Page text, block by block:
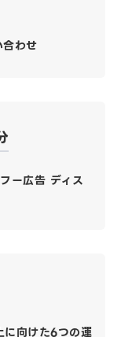
わせ
ー広告 ディス
に向けた6つの運